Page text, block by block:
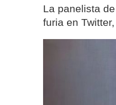
La panelista
furia en